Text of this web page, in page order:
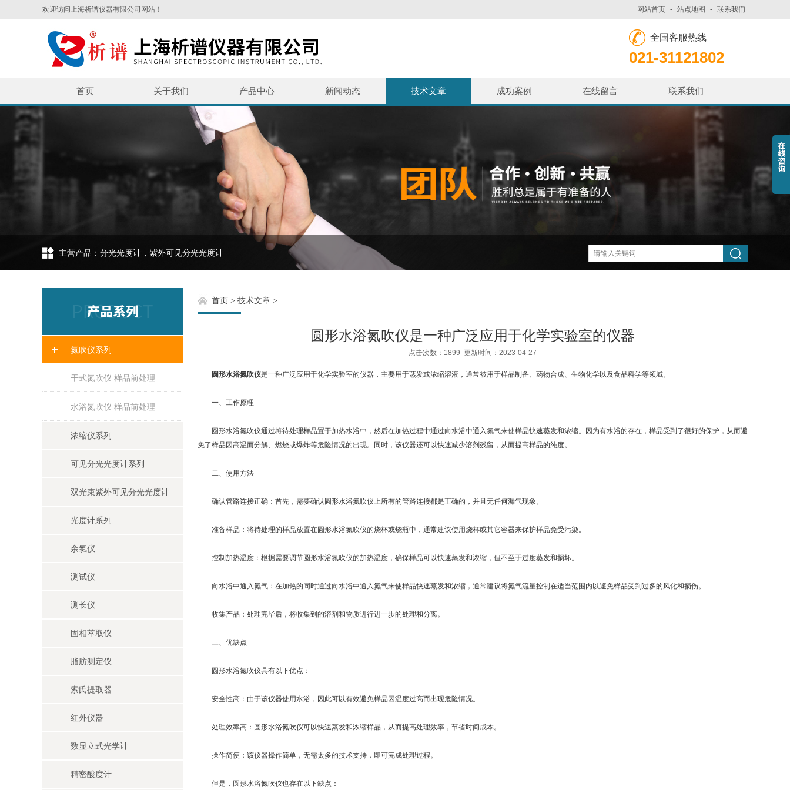
欢迎访问上海析谱仪器有限公司网站！ 网站首页 - 站点地图 - 联系我们
全国客服热线
021-31121802
首页 关于我们 产品中心 新闻动态 技术文章 成功案例 在线留言 联系我们
主营产品：分光光度计，紫外可见分光光度计
氮吹仪系列
干式氮吹仪 样品前处理
水浴氮吹仪 样品前处理
浓缩仪系列
可见分光光度计系列
双光束紫外可见分光光度计
光度计系列
余氯仪
测试仪
测长仪
固相萃取仪
脂肪测定仪
索氏提取器
红外仪器
数显立式光学计
精密酸度计
首页 > 技术文章 >
圆形水浴氮吹仪是一种广泛应用于化学实验室的仪器
点击次数：1899 更新时间：2023-04-27
圆形水浴氮吹仪是一种广泛应用于化学实验室的仪器，主要用于蒸发或浓缩溶液，通常被用于样品制备、药物合成、生物化学以及食品科学等领域。
一、工作原理
圆形水浴氮吹仪通过将待处理样品置于加热水浴中，然后在加热过程中通过向水浴中通入氮气来使样品快速蒸发和浓缩。因为有水浴的存在，样品受到了很好的保护，从而避
免了样品因高温而分解、燃烧或爆炸等危险情况的出现。同时，该仪器还可以快速减少溶剂残留，从而提高样品的纯度。
二、使用方法
确认管路连接正确：首先，需要确认圆形水浴氮吹仪上所有的管路连接都是正确的，并且无任何漏气现象。
准备样品：将待处理的样品放置在圆形水浴氮吹仪的烧杯或烧瓶中，通常建议使用烧杯或其它容器来保护样品免受污染。
控制加热温度：根据需要调节圆形水浴氮吹仪的加热温度，确保样品可以快速蒸发和浓缩，但不至于过度蒸发和损坏。
向水浴中通入氮气：在加热的同时通过向水浴中通入氮气来使样品快速蒸发和浓缩，通常建议将氮气流量控制在适当范围内以避免样品受到过多的风化和损伤。
收集产品：处理完毕后，将收集到的溶剂和物质进行进一步的处理和分离。
三、优缺点
圆形水浴氮吹仪具有以下优点：
安全性高：由于该仪器使用水浴，因此可以有效避免样品因温度过高而出现危险情况。
处理效率高：圆形水浴氮吹仪可以快速蒸发和浓缩样品，从而提高处理效率，节省时间成本。
操作简便：该仪器操作简单，无需太多的技术支持，即可完成处理过程。
但是，圆形水浴氮吹仪也存在以下缺点：